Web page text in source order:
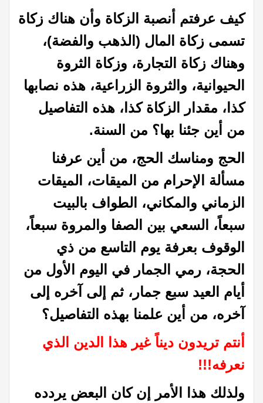
كيف عرفتم أنصبة الزكاة وأن هناك زكاة
تسمى زكاة المال (الذهب والفضة)،
وهناك زكاة التجارة، وزكاة الثروة
الحيوانية، والثروة الزراعية، هذه نصابها
كذا، مقدار الزكاة كذا، هذه التفاصيل
من أين جئنا بها؟ من السنة.
الحج ومناسك الحج، من أين عرفنا
مسألة الإحرام من الميقات، الميقات
الزماني والمكاني، الطواف بالبيت
سبعاً، السعي بين الصفا والمروة سبعاً،
الوقوف بعرفة يوم التاسع من ذي
الحجة، رمي الجمار في اليوم الأول من
أيام العيد سبع جمار، ثم إلى آخره إلى
آخره، من أين علمنا بهذه التفاصيل؟
أنتم تريدون ديناً غير هذا الدين الذي
نعرفه!!!
ولذلك هذا الأمر إن كان البعض يردده